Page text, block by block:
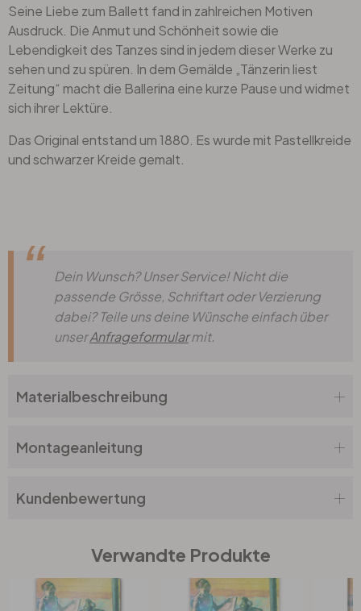
Seine Liebe zum Ballett fand in zahlreichen Motiven
Ausdruck. Die Anmut und Schönheit sowie die
Lebendigkeit des Tanzes sind in jedem dieser Werke zu
sehen und zu spüren. In dem Gemälde „Tänzerin liest
Zeitung“ macht die Ballerina eine kurze Pause und widmet
sich ihrer Lektüre.
Das Original entstand um 1880. Es wurde mit Pastellkreide
und schwarzer Kreide gemalt.
Dein Wunsch? Unser Service! Nicht die
passende Grösse, Schriftart oder Verzierung
dabei? Teile uns deine Wünsche einfach über
unserAnfrageformularmit.
Materialbeschreibung
Montageanleitung
Kundenbewertung
Verwandte Produkte